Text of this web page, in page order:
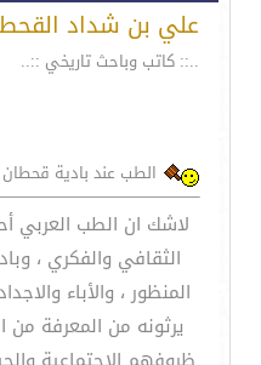
علي بن شداد
..:: كاتب وباحث تاريخي ::..
الطب عند بادية قحطان
لاشك ان الطب العربي
الثقافي والفكري ،
المنظور ، والأباء
يرثونه من المعرفة من